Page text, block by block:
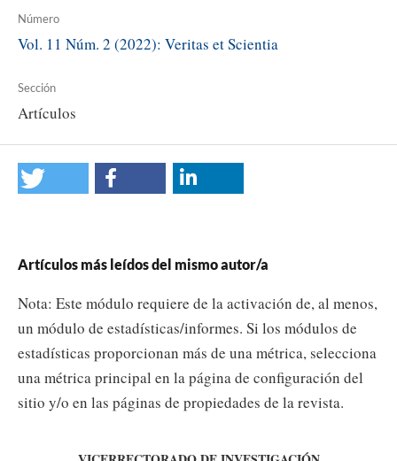
Número
Vol. 11 Núm. 2 (2022): Veritas et Scientia
Sección
Artículos
Artículos más leídos del mismo autor/a
Nota: Este módulo requiere de la activación de, al menos,
un módulo de estadísticas/informes. Si los módulos de
estadísticas proporcionan más de una métrica, selecciona
una métrica principal en la página de configuración del
sitio y/o en las páginas de propiedades de la revista.